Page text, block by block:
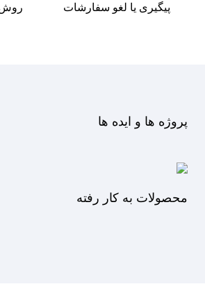
پیگیری یا لغو سفارشات روش
پروژه ها و ایده ها
محصولات به کار رفته